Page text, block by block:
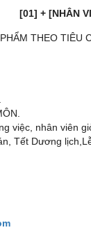
[01] + [NHÂN
THEO TIÊU
việc, nhân viên
Tết Dương